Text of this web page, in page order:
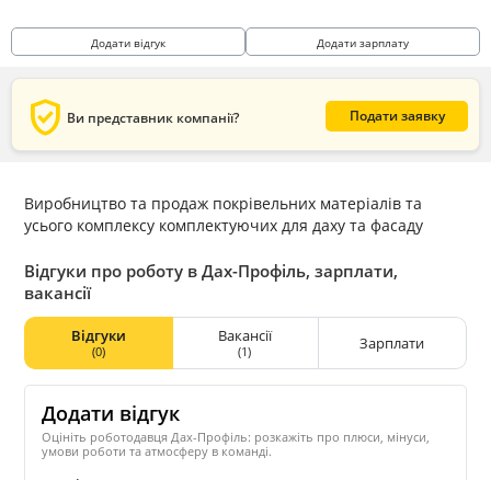
Додати відгук Додати зарплату
verified_user Ви представник компанії? Подати заявку
Виробництво та продаж покрівельних матеріалів та
усього комплексу комплектуючих для даху та фасаду
Відгуки про роботу в Дах-Профіль, зарплати,
вакансії
Відгуки
(0)
Вакансії
(1) Зарплати
Додати відгук
Оцініть роботодавця Дах-Профіль: розкажіть про плюси, мінуси,
умови роботи та атмосферу в команді.